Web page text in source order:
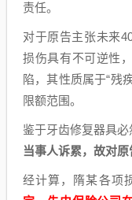
责任。
对于原告主张未来
损伤具有不可逆性
陷，其性质属于“残
限额范围。
鉴于牙齿修复器具必
当事人诉累，故对原
经计算，隋某各项